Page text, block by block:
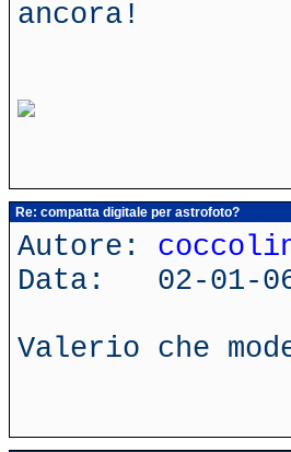
ancora!
Re: compatta digitale per astrofoto?
Autore:
Data: 02-01-
Valerio che